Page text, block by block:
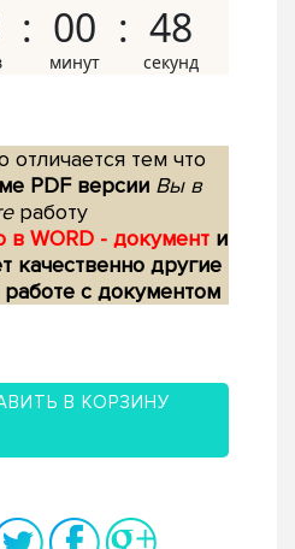
00 47
тем что
PDF версии Вы в
работу
в WORD - документ и
качественно другие
с документом
В КОРЗИНУ